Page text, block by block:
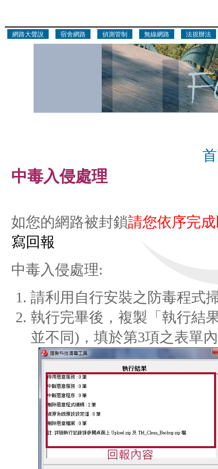
網路大聲說 宿舍網路 偵測管制 無線網路 法規辦法
中毒入侵處理
如您的網路被封鎖請您依序完
寫回報
中毒入侵處理:
請利用自行安裝之防毒程式
執行完畢後，複製「執行結
並不同)，填於第3項之表單